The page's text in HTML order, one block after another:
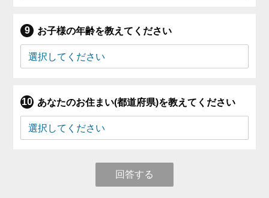
お子様の年齢を教えてください
あなたのお住まい(都道府県)を教えてください
回答する